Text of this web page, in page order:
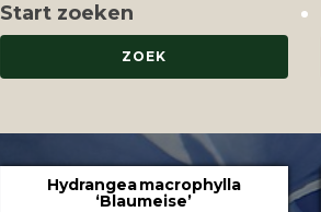
Start zoeken
Hydrangea macrophylla
‘Blaumeise’